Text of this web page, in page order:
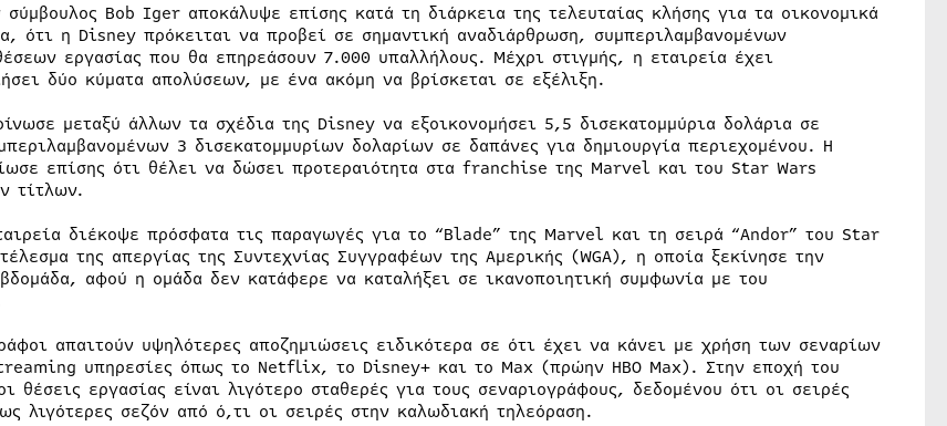
Bob Iger αποκάλυψε επίσης κατά τη διάρκεια της τελευταίας κλήσης για τα οικονομικά
ότι η Disney πρόκειται να προβεί σε σημαντική αναδιάρθρωση, συμπεριλαμβανομένων
εργασίας που θα επηρεάσουν 7.000 υπαλλήλους. Μέχρι στιγμής, η εταιρεία έχει
δύο κύματα απολύσεων, με ένα ακόμη να βρίσκεται σε εξέλιξη.
μεταξύ άλλων τα σχέδια της Disney να εξοικονομήσει 5,5 δισεκατομμύρια δολάρια σε
3 δισεκατομμυρίων δολαρίων σε δαπάνες για δημιουργία περιεχομένου. Η
επίσης ότι θέλει να δώσει προτεραιότητα στα franchise της Marvel και του Star Wars
τίτλων.
διέκοψε πρόσφατα τις παραγωγές για το “Blade” της Marvel και τη σειρά “Andor” του Star
της απεργίας της Συντεχνίας Συγγραφέων της Αμερικής (WGA), η οποία ξεκίνησε την
αφού η ομάδα δεν κατάφερε να καταλήξει σε ικανοποιητική συμφωνία με του
απαιτούν υψηλότερες αποζημιώσεις ειδικότερα σε ότι έχει να κάνει με χρήση των σεναρίων
υπηρεσίες όπως το Netflix, το Disney+ και το Max (πρώην HBO Max). Στην εποχή του
θέσεις εργασίας είναι λιγότερο σταθερές για τους σεναριογράφους, δεδομένου ότι οι σειρές
λιγότερες σεζόν από ό,τι οι σειρές στην καλωδιακή τηλεόραση.